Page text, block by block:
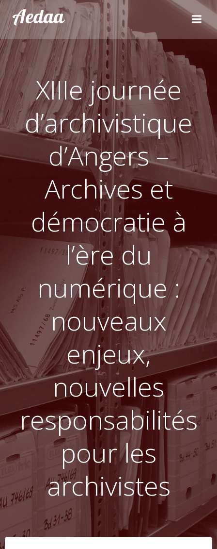
Aller
au
contenu
Aedaa
XIIIe journée
d’archivistique
d’Angers –
Archives et
démocratie à
l’ère du
numérique :
nouveaux
enjeux,
nouvelles
responsabilités
pour les
archivistes